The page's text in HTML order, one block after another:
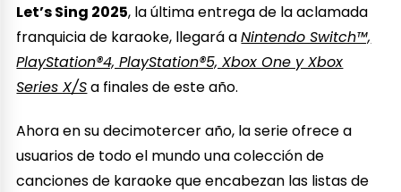
Let’s Sing 2025, la última entrega de la aclamada
franquicia de karaoke, llegará aNintendo Switch™,
PlayStation®4, PlayStation®5, Xbox One y Xbox
Series X/Sa finales de este año.
Ahora en su decimotercer año, la serie ofrece a
usuarios de todo el mundo una colección de
canciones de karaoke que encabezan las listas de